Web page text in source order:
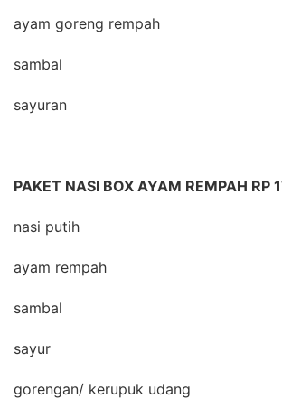
ayam goreng rempah
sambal
sayuran
PAKET NASI BOX AYAM REMPAH RP
nasi putih
ayam rempah
sambal
sayur
gorengan/ kerupuk udang